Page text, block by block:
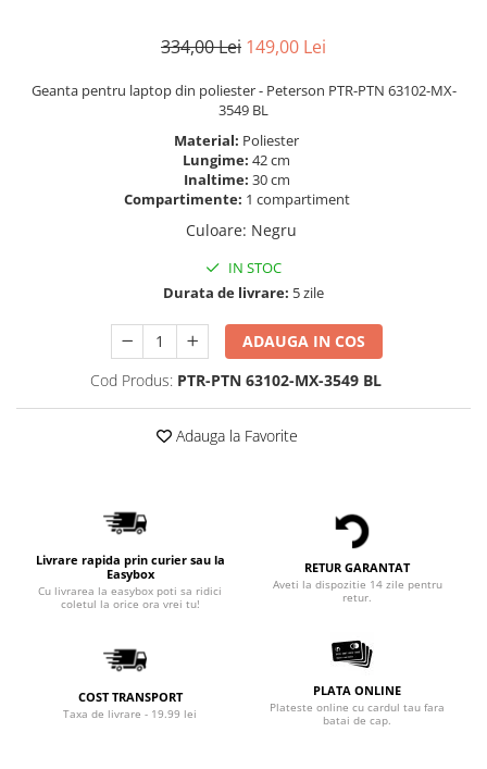
334,00 Lei 149,00 Lei
Geanta pentru laptop din poliester - Peterson PTR-PTN 63102-MX-
3549 BL
Material: Poliester
Lungime: 42 cm
Inaltime: 30 cm
Compartimente: 1 compartiment
Culoare: Negru
IN STOC
Durata de livrare: 5 zile
ADAUGA IN COS
Cod Produs: PTR-PTN 63102-MX-3549 BL
Adauga la Favorite
Livrare rapida prin curier sau la
Easybox
Cu livrarea la easybox poti sa ridici
coletul la orice ora vrei tu!
RETUR GARANTAT
Aveti la dispozitie 14 zile pentru
retur.
COST TRANSPORT
Taxa de livrare - 19.99 lei
PLATA ONLINE
Plateste online cu cardul tau fara
batai de cap.